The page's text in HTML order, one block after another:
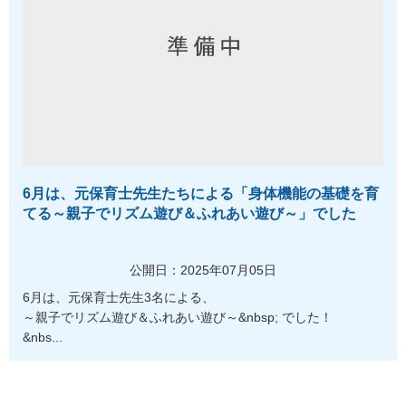
6月は、元保育士先生たちによる「身体機能の基礎を育
てる～親子でリズム遊び＆ふれあい遊び～」でした
公開日：2025年07月05日
6月は、元保育士先生3名による、
～親子でリズム遊び＆ふれあい遊び～&nbsp; でした！
&nbs...